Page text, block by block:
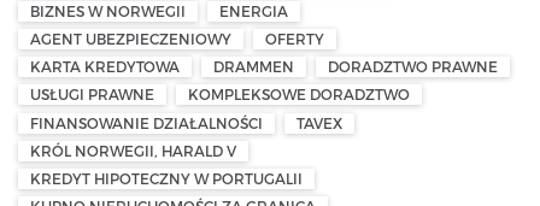
BIZNES W NORWEGII
ENERGIA
AGENT UBEZPIECZENIOWY
OFERTY
KARTA KREDYTOWA
DRAMMEN
DORADZTWO PRAWNE
USŁUGI PRAWNE
KOMPLEKSOWE DORADZTWO
FINANSOWANIE DZIAŁALNOŚCI
TAVEX
KRÓL NORWEGII, HARALD V
KREDYT HIPOTECZNY W PORTUGALII